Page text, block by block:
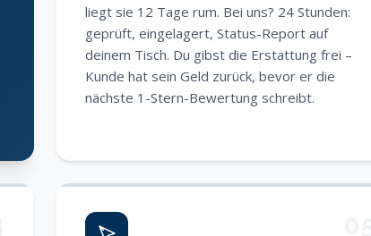
liegt sie 12 Tage rum. Bei uns? 24 Stunden:
geprüft, eingelagert, Status-Report auf
deinem Tisch. Du gibst die Erstattung frei –
Kunde hat sein Geld zurück, bevor er die
nächste 1-Stern-Bewertung schreibt.